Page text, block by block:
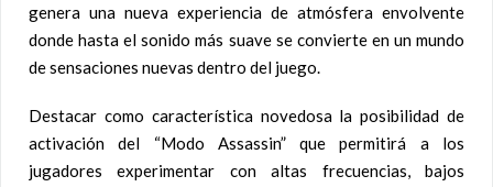
genera una nueva experiencia de atmósfera envolvente
donde hasta el sonido más suave se convierte en un mundo
de sensaciones nuevas dentro del juego.
Destacar como característica novedosa la posibilidad de
activación del “Modo Assassin” que permitirá a los
jugadores experimentar con altas frecuencias, bajos